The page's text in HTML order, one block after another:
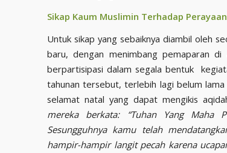
Sikap Kaum Muslimin Terhadap
Untuk sikap yang sebaiknya diambil oleh
baru, dengan menimbang pemaparan
berpartisipasi dalam segala bentuk
tahunan tersebut, terlebih lagi belum
selamat natal yang dapat mengikis
mereka berkata: “Tuhan Yang Maha
Sesungguhnya kamu telah
hampir-hampir langit pecah karena